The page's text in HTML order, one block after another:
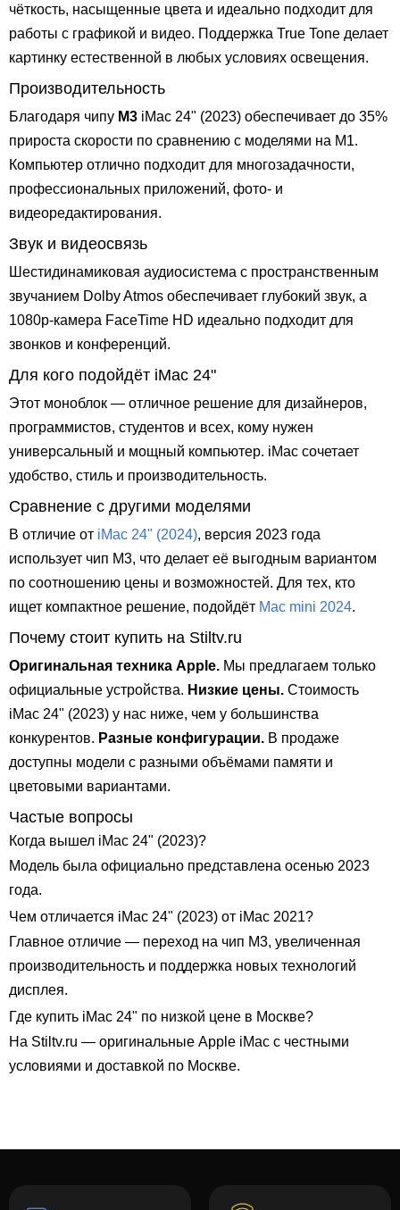
чёткость, насыщенные цвета и идеально подходит для
работы с графикой и видео. Поддержка True Tone делает
картинку естественной в любых условиях освещения.
Производительность
Благодаря чипу M3 iMac 24" (2023) обеспечивает до 35%
прироста скорости по сравнению с моделями на M1.
Компьютер отлично подходит для многозадачности,
профессиональных приложений, фото- и
видеоредактирования.
Звук и видеосвязь
Шестидинамиковая аудиосистема с пространственным
звучанием Dolby Atmos обеспечивает глубокий звук, а
1080p-камера FaceTime HD идеально подходит для
звонков и конференций.
Для кого подойдёт iMac 24"
Этот моноблок — отличное решение для дизайнеров,
программистов, студентов и всех, кому нужен
универсальный и мощный компьютер. iMac сочетает
удобство, стиль и производительность.
Сравнение с другими моделями
В отличие от iMac 24" (2024), версия 2023 года
использует чип M3, что делает её выгодным вариантом
по соотношению цены и возможностей. Для тех, кто
ищет компактное решение, подойдёт Mac mini 2024.
Почему стоит купить на Stiltv.ru
Оригинальная техника Apple. Мы предлагаем только
официальные устройства. Низкие цены. Стоимость
iMac 24" (2023) у нас ниже, чем у большинства
конкурентов. Разные конфигурации. В продаже
доступны модели с разными объёмами памяти и
цветовыми вариантами.
Частые вопросы
Когда вышел iMac 24" (2023)?
Модель была официально представлена осенью 2023
года.
Чем отличается iMac 24" (2023) от iMac 2021?
Главное отличие — переход на чип M3, увеличенная
производительность и поддержка новых технологий
дисплея.
Где купить iMac 24" по низкой цене в Москве?
На Stiltv.ru — оригинальные Apple iMac с честными
условиями и доставкой по Москве.